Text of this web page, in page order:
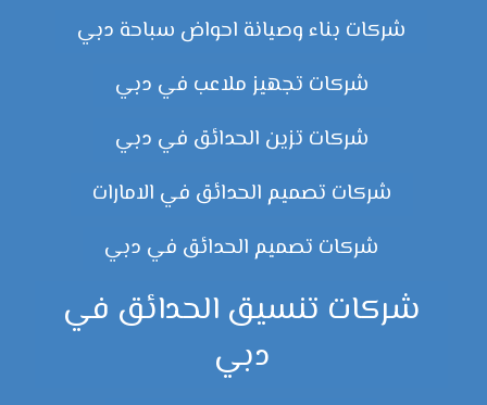
شركات بناء وصيانة احواض سباحة دبي
شركات تجهيز ملاعب في دبي
شركات تزين الحدائق في دبي
شركات تصميم الحدائق في الامارات
شركات تصميم الحدائق في دبي
شركات تنسيق الحدائق في
دبي